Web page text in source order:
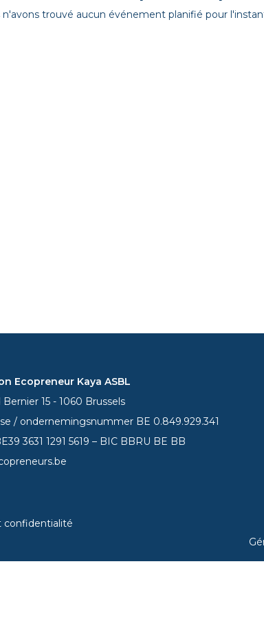
n'avons trouvé aucun événement planifié pour
Ecopreneur Kaya ASBL
15 - 1060 Brussels
/ ondernemingsnummer BE 0.849.929.341
3631 1291 5619 – BIC BBRU BE BB
confidentialité